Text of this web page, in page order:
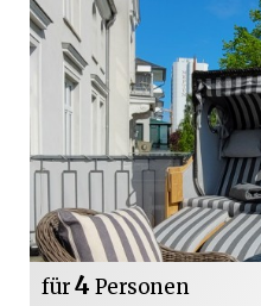
für4 Personen